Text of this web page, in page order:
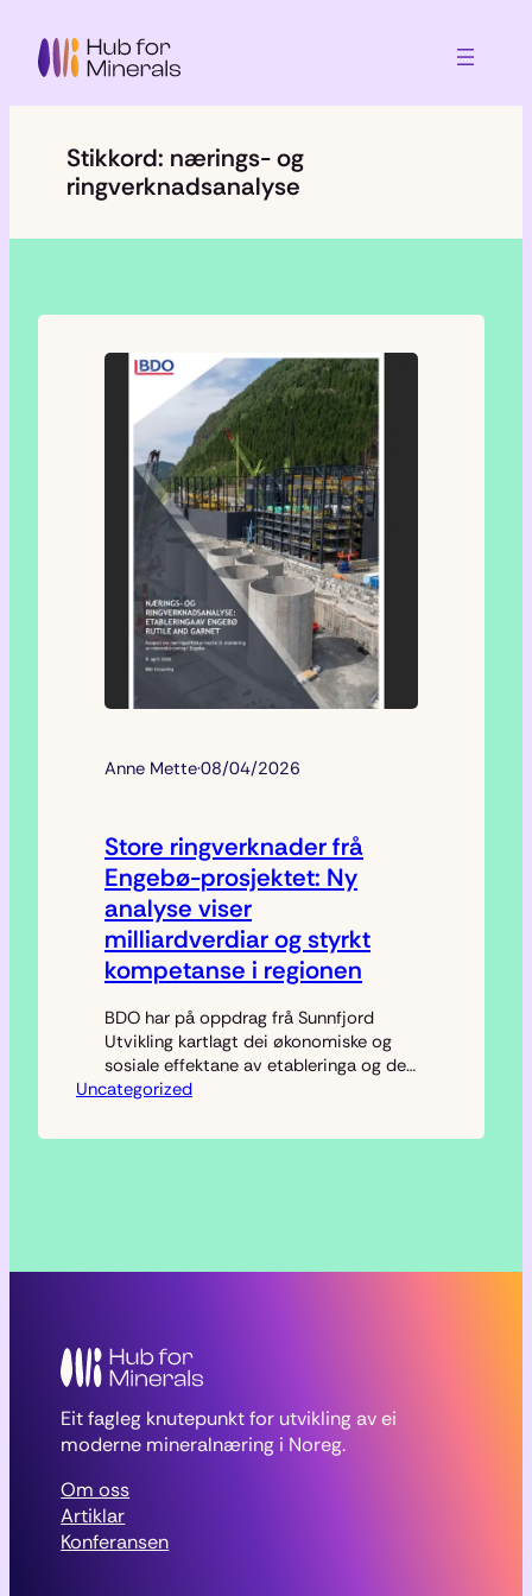
content
Stikkord: nærings- og
ringverknadsanalyse
Anne Mette·08/04/2026
Store ringverknader frå
Engebø-prosjektet: Ny
analyse viser
milliardverdiar og styrkt
kompetanse i regionen
BDO har på oppdrag frå Sunnfjord
Utvikling kartlagt dei økonomiske og
sosiale effektane av etableringa og den
første driftsfasen til Engebø Rutile and
prosjektet allereie har skapt
vore prega av…
Uncategorized
Eit fagleg knutepunkt for utvikling av ei
moderne mineralnæring i Noreg.
Om oss
Artiklar
Konferansen